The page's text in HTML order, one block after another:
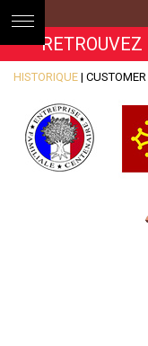
HISTORIQUE | CUSTOMER